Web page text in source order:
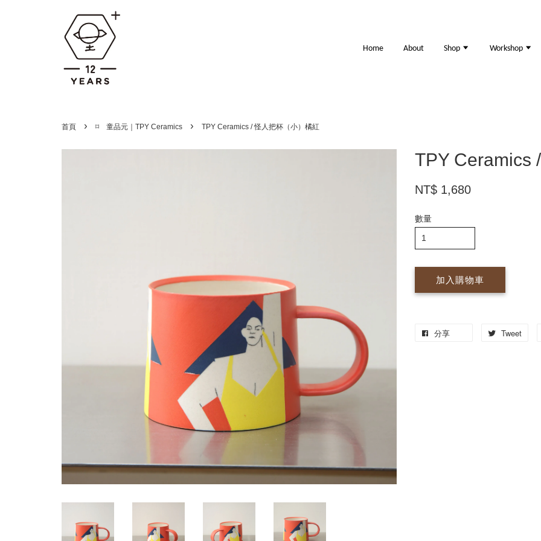
Home About Shop Workshop
首頁 › ⌑ 童品元｜TPY Ceramics › TPY Ceramics / 怪人把杯（小）橘紅
TPY Ceramics
NT$ 1,680
數量
加入購物車
分享 Tweet